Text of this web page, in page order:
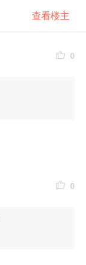
查看楼主
0
0